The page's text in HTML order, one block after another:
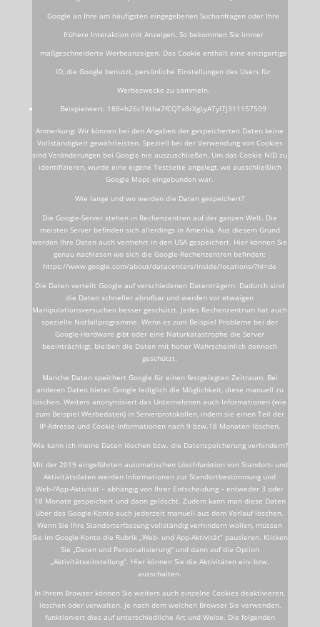
Google an Ihre am häufigsten eingegebenen Suchanfragen oder Ihre
frühere Interaktion mit Anzeigen. So bekommen Sie immer
maßgeschneiderte Werbeanzeigen. Das Cookie enthält eine einzigartige
ID, die Google benutzt, persönliche Einstellungen des Users für
Werbezwecke zu sammeln.
Beispielwert: 188=h26c1Ktha7fCQTx8rXgLyATyITJ311157509
Anmerkung: Wir können bei den Angaben der gespeicherten Daten keine
Vollständigkeit gewährleisten. Speziell bei der Verwendung von Cookies
sind Veränderungen bei Google nie auszuschließen. Um das Cookie NID zu
identifizieren, wurde eine eigene Testseite angelegt, wo ausschließlich
Google Maps eingebunden war.
Wie lange und wo werden die Daten gespeichert?
Die Google-Server stehen in Rechenzentren auf der ganzen Welt. Die
meisten Server befinden sich allerdings in Amerika. Aus diesem Grund
werden Ihre Daten auch vermehrt in den USA gespeichert. Hier können Sie
genau nachlesen wo sich die Google-Rechenzentren befinden:
https://www.google.com/about/datacenters/inside/locations/?hl=de
Die Daten verteilt Google auf verschiedenen Datenträgern. Dadurch sind
die Daten schneller abrufbar und werden vor etwaigen
Manipulationsversuchen besser geschützt. Jedes Rechenzentrum hat auch
spezielle Notfallprogramme. Wenn es zum Beispiel Probleme bei der
Google-Hardware gibt oder eine Naturkatastrophe die Server
beeinträchtigt, bleiben die Daten mit hoher Wahrscheinlich dennoch
geschützt.
Manche Daten speichert Google für einen festgelegten Zeitraum. Bei
anderen Daten bietet Google lediglich die Möglichkeit, diese manuell zu
löschen. Weiters anonymisiert das Unternehmen auch Informationen (wie
zum Beispiel Werbedaten) in Serverprotokollen, indem sie einen Teil der
IP-Adresse und Cookie-Informationen nach 9 bzw.18 Monaten löschen.
Wie kann ich meine Daten löschen bzw. die Datenspeicherung verhindern?
Mit der 2019 eingeführten automatischen Löschfunktion von Standort- und
Aktivitätsdaten werden Informationen zur Standortbestimmung und
Web-/App-Aktivität – abhängig von Ihrer Entscheidung – entweder 3 oder
18 Monate gespeichert und dann gelöscht. Zudem kann man diese Daten
über das Google-Konto auch jederzeit manuell aus dem Verlauf löschen.
Wenn Sie Ihre Standorterfassung vollständig verhindern wollen, müssen
Sie im Google-Konto die Rubrik „Web- und App-Aktivität“ pausieren. Klicken
Sie „Daten und Personalisierung“ und dann auf die Option
„Aktivitätseinstellung“. Hier können Sie die Aktivitäten ein- bzw.
ausschalten.
In Ihrem Browser können Sie weiters auch einzelne Cookies deaktivieren,
löschen oder verwalten. Je nach dem welchen Browser Sie verwenden,
funktioniert dies auf unterschiedliche Art und Weise. Die folgenden